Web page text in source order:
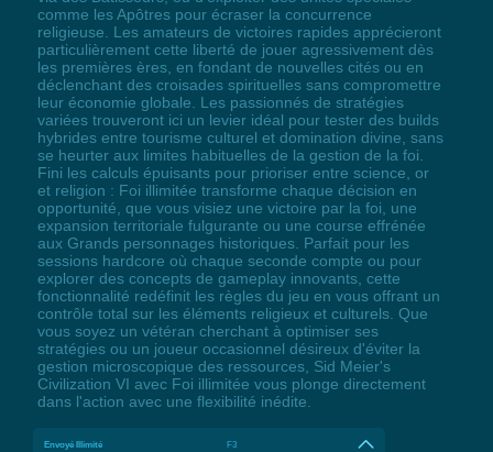
comme les Apôtres pour écraser la concurrence
religieuse. Les amateurs de victoires rapides apprécieront
particulièrement cette liberté de jouer agressivement dès
les premières ères, en fondant de nouvelles cités ou en
déclenchant des croisades spirituelles sans compromettre
leur économie globale. Les passionnés de stratégies
variées trouveront ici un levier idéal pour tester des builds
hybrides entre tourisme culturel et domination divine, sans
se heurter aux limites habituelles de la gestion de la foi.
Fini les calculs épuisants pour prioriser entre science, or
et religion : Foi illimitée transforme chaque décision en
opportunité, que vous visiez une victoire par la foi, une
expansion territoriale fulgurante ou une course effrénée
aux Grands personnages historiques. Parfait pour les
sessions hardcore où chaque seconde compte ou pour
explorer des concepts de gameplay innovants, cette
fonctionnalité redéfinit les règles du jeu en vous offrant un
contrôle total sur les éléments religieux et culturels. Que
vous soyez un vétéran cherchant à optimiser ses
stratégies ou un joueur occasionnel désireux d'éviter la
gestion microscopique des ressources, Sid Meier's
Civilization VI avec Foi illimitée vous plonge directement
dans l'action avec une flexibilité inédite.
Envoyé Illimité F3